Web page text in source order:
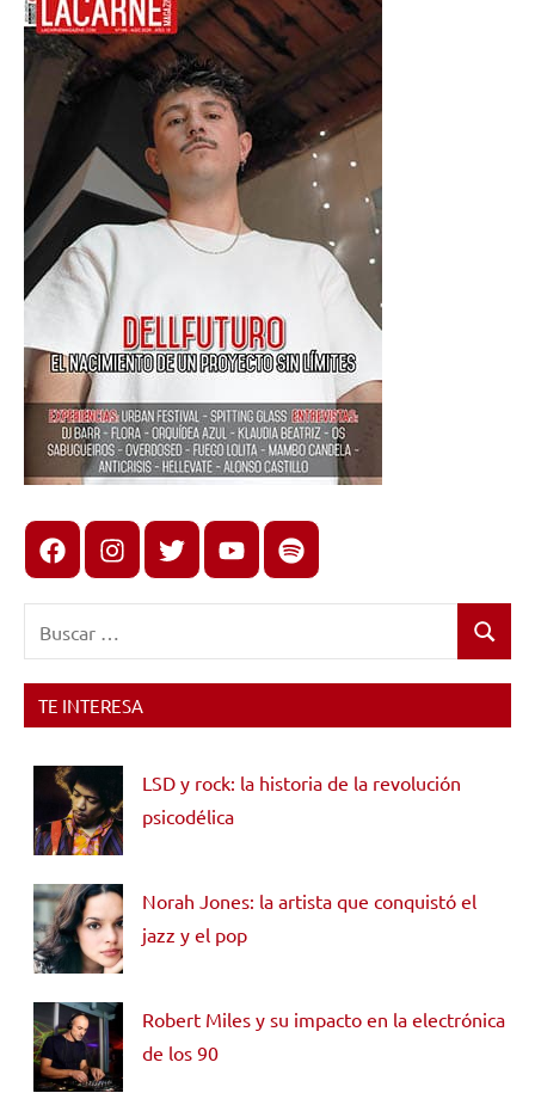
FacebookInstagram
X youtubespotify
Buscar
TE INTERESA
LSD y rock: la historia de la revolución
psicodélica
Norah Jones: la artista que conquistó el
jazz y el pop
Robert Miles y su impacto en la electrónica
de los 90